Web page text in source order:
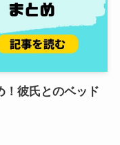
！彼氏とのベッド